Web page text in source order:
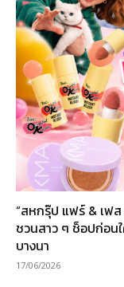
“สหกรุ๊ป แฟร์ & เฟ
ชวนสาว ๆ ช็อปก่อน
บางนา
17/06/2026